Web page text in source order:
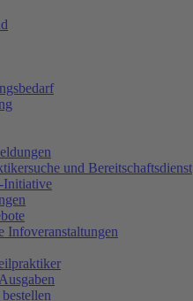
und Bereitschaftsdienst
Initiative
Infoveranstaltungen